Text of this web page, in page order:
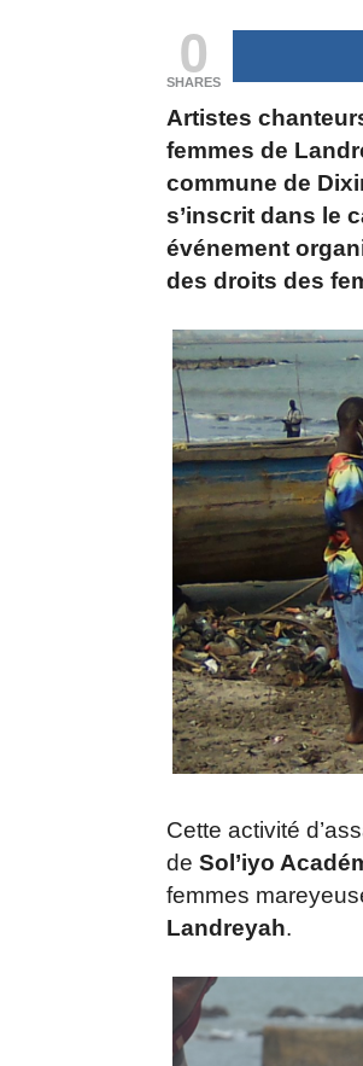
0
SHARES
Artistes
femmes de
commune de
s’inscrit dans le
événement
des droits des
Cette activité
de Sol’iyo
femmes
Landreyah.